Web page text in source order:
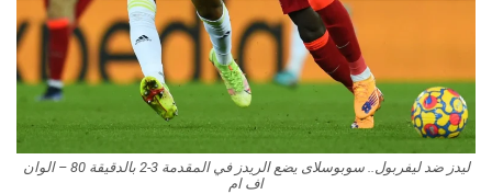
ليدز ضد ليفربول.. سوبوسلاى يضع الريدز في المقدمة 3-2 بالدقيقة 80 – الوان
اف ام